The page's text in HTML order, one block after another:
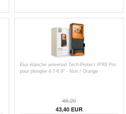
Étui étanche universel Tech-Protect IPX8 Pro
pour plongée 4.7-6.9" - Noir / Orange
46,20
43,40EUR